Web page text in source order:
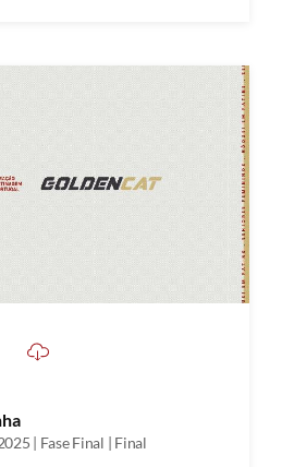
| Fase Final | Final